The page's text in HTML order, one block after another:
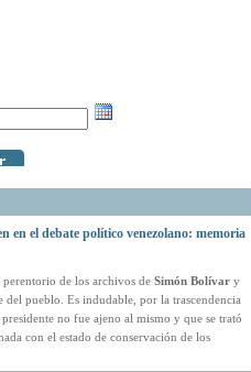
el debate político venezolano: memoria
de los archivos de Simón Bolívary
del pueblo. Es indudable, por la trascendencia
no fue ajeno al mismo y que se trató
con el estado de conservación de los